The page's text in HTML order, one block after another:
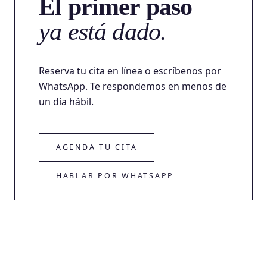
El primer paso
ya está dado.
Reserva tu cita en línea o escríbenos por
WhatsApp. Te respondemos en menos de
un día hábil.
AGENDA TU CITA
HABLAR POR WHATSAPP